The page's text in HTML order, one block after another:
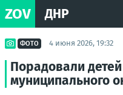
ZOV ДНР
ФОТО 4 июня 2026, 19:32
Порадовали
муниципального